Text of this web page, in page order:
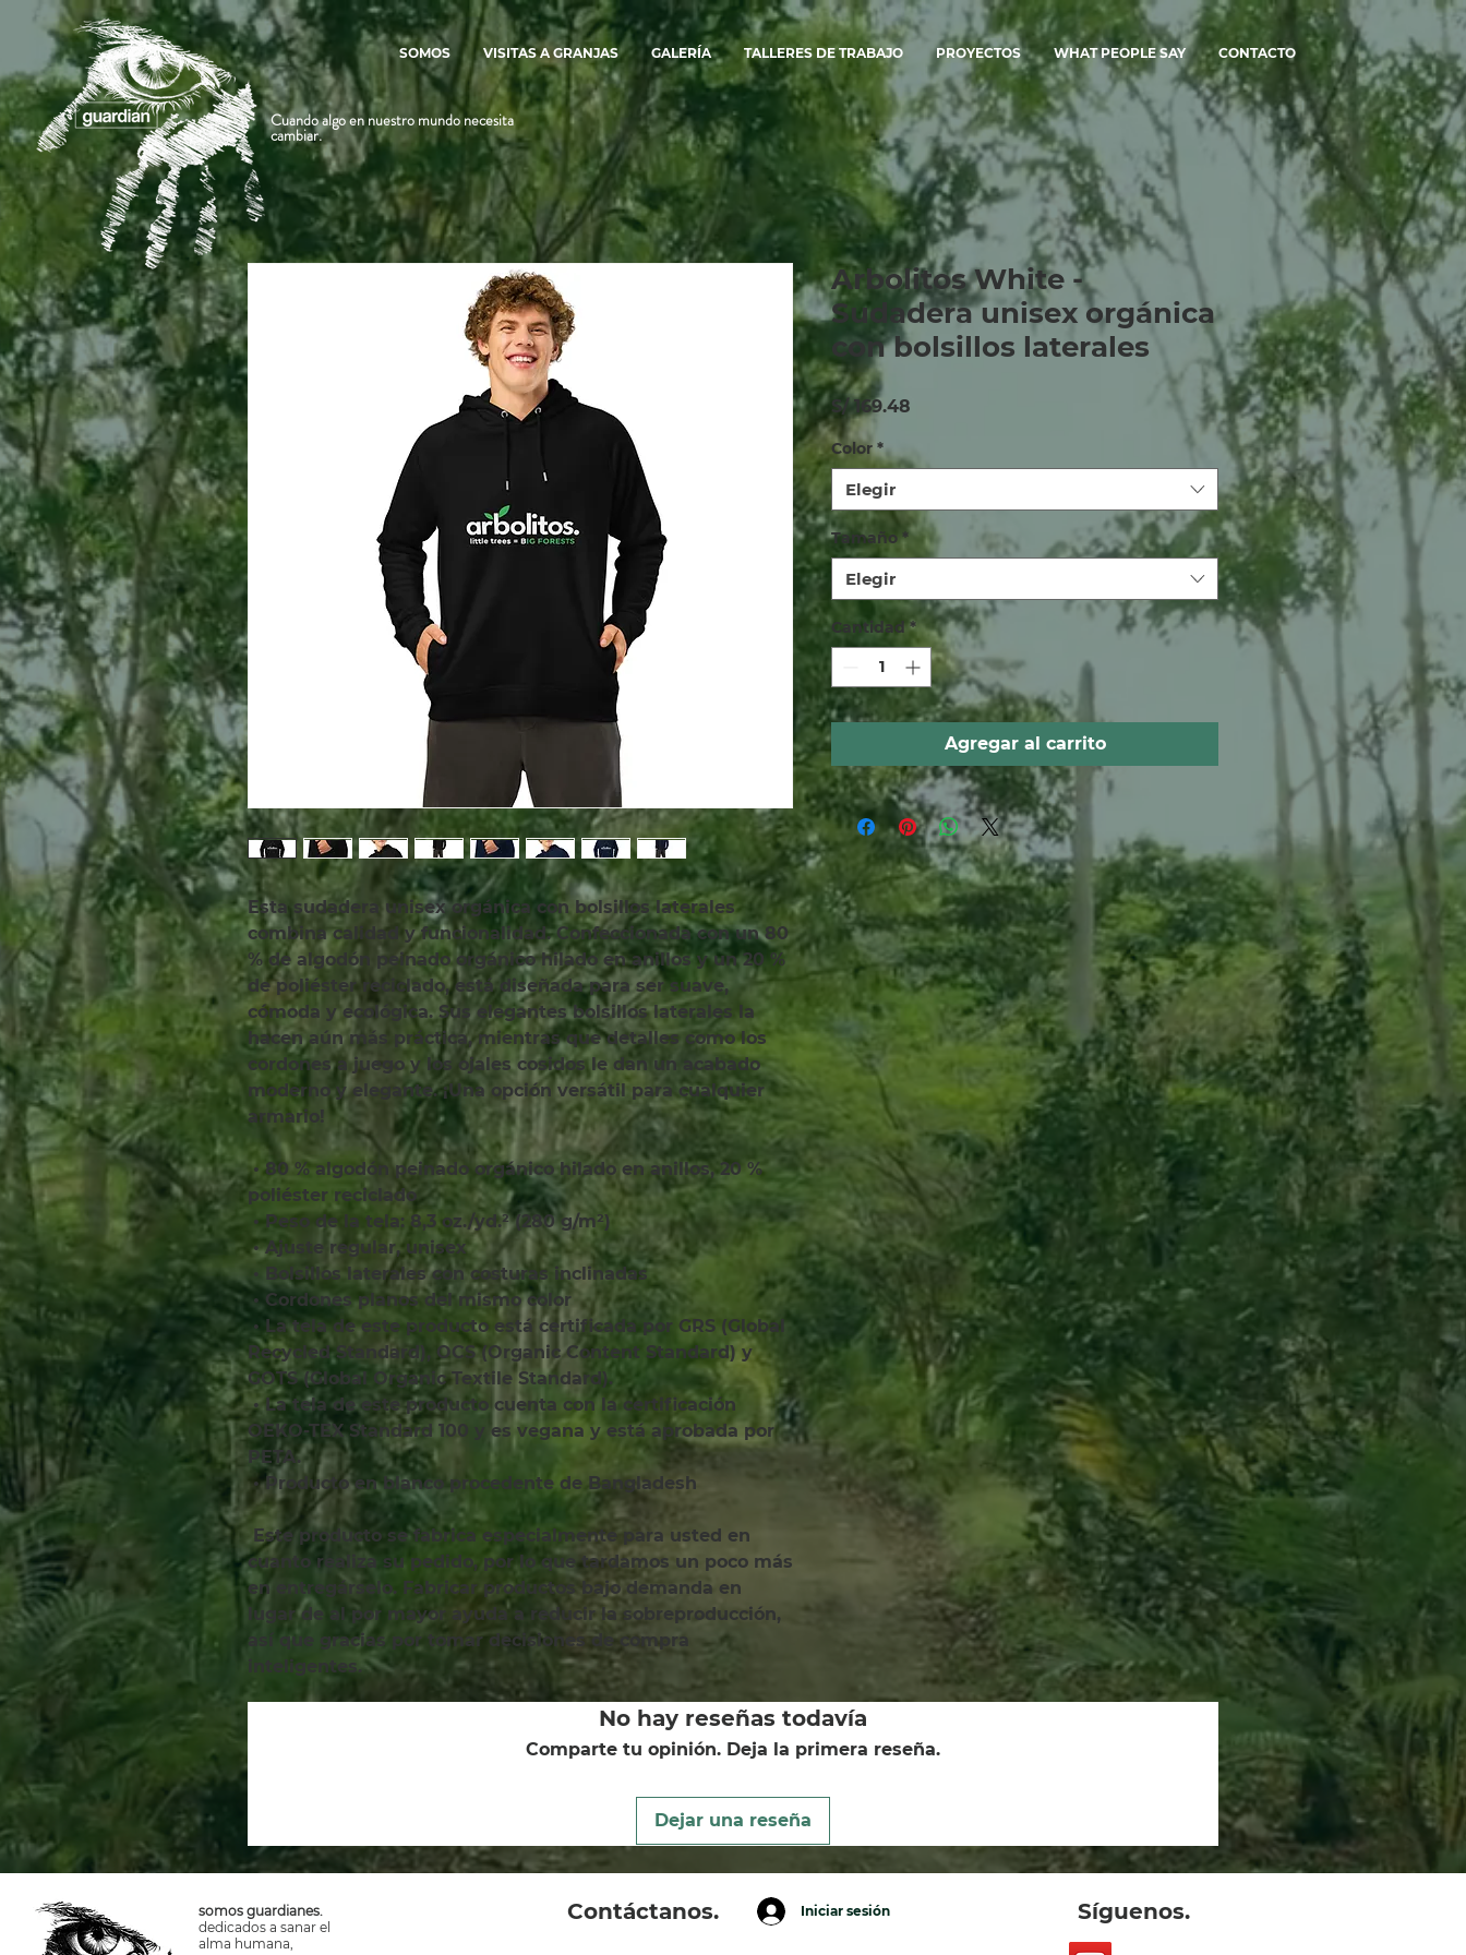
Cuando algo en nuestro mundo necesita
cambiar.
SOMOS VISITAS A GRANJAS GALERÍA TALLERES DE TRABAJO PROYECTOS WHAT PEOPLE SAY CONTACTO
Esta sudadera unisex orgánica con bolsillos laterales
combina calidad y funcionalidad. Confeccionada con un 80
% de algodón peinado orgánico hilado en anillos y un 20 %
de poliéster reciclado, está diseñada para ser suave,
cómoda y ecológica. Sus elegantes bolsillos laterales la
hacen aún más práctica, mientras que detalles como los
cordones a juego y los ojales cosidos le dan un acabado
moderno y elegante. ¡Una opción versátil para cualquier
armario!
• 80 % algodón peinado orgánico hilado en anillos, 20 %
poliéster reciclado
• Peso de la tela: 8,3 oz./yd.² (280 g/m²)
• Ajuste regular, unisex
• Bolsillos laterales con costuras inclinadas
• Cordones planos del mismo color
• La tela de este producto está certificada por GRS (Global
Recycled Standard), OCS (Organic Content Standard) y
GOTS (Global Organic Textile Standard).
• La tela de este producto cuenta con la certificación
OEKO-TEX Standard 100 y es vegana y está aprobada por
PETA.
• Producto en blanco procedente de Bangladesh
cuanto realiza su pedido, por lo que tardamos un poco más
en entregárselo. Fabricar productos bajo demanda en
lugar de al por mayor ayuda a reducir la sobreproducción,
así que gracias por tomar decisiones de compra
inteligentes.
Arbolitos White -
Sudadera unisex orgánica
con bolsillos laterales
S/ 169.48
Color *
Elegir
Tamaño *
Elegir
Cantidad *
Agregar al carrito
No hay reseñas todavía
Comparte tu opinión. Deja la primera reseña.
Dejar una reseña
somos guardianes.
dedicados a sanar el
alma humana,
Contáctanos. Iniciar sesión Síguenos.